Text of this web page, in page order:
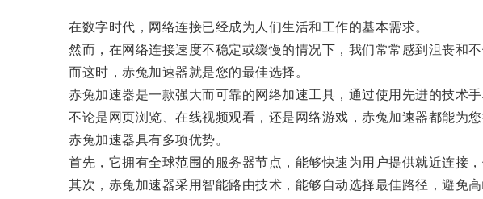
在数字时代，网络连接已经成为人们生活和工作的基本需求。
然而，在网络连接速度不稳定或缓慢的情况下，我们常常感到沮丧和不
而这时，赤兔加速器就是您的最佳选择。
赤兔加速器是一款强大而可靠的网络加速工具，通过使用先进的技术手
不论是网页浏览、在线视频观看，还是网络游戏，赤兔加速器都能为您
赤兔加速器具有多项优势。
首先，它拥有全球范围的服务器节点，能够快速为用户提供就近连接，
其次，赤兔加速器采用智能路由技术，能够自动选择最佳路径，避免高